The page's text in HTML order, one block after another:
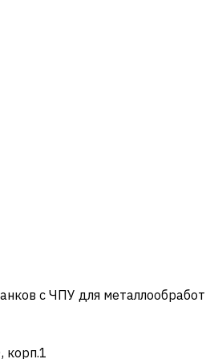
с ЧПУ для
корп.1